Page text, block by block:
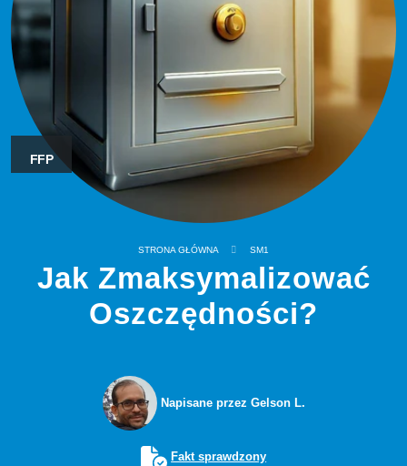
FFP
STRONA GŁÓWNA SM1
Jak Zmaksymalizować
Oszczędności?
Napisane przez Gelson L.
Fakt sprawdzony